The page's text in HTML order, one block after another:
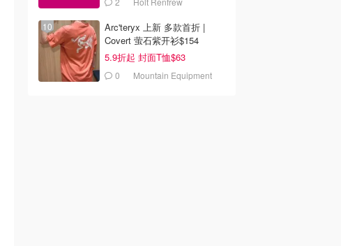
Arc'teryx 上新 多款首折 |
Covert 萤石紫开衫$154
5.9折起 封面T恤$63
0
Mountain Equipment